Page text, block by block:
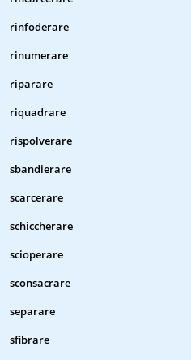
rinfoderare
rinumerare
riparare
riquadrare
rispolverare
sbandierare
scarcerare
schiccherare
scioperare
sconsacrare
separare
sfibrare